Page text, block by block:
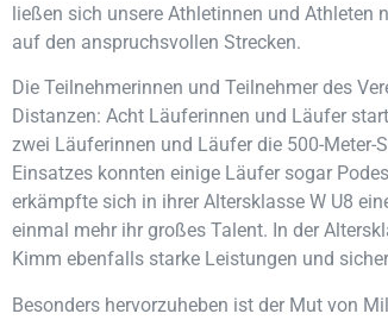
ließen sich unsere Athletinnen und
auf den anspruchsvollen Strecken.
Die Teilnehmerinnen und Teilnehmer des
Distanzen: Acht Läuferinnen und Läufer
zwei Läuferinnen und Läufer die 500-
Einsatzes konnten einige Läufer sogar
erkämpfte sich in ihrer Altersklasse W U8
einmal mehr ihr großes Talent. In der
Kimm ebenfalls starke Leistungen und
Besonders hervorzuheben ist der Mut von